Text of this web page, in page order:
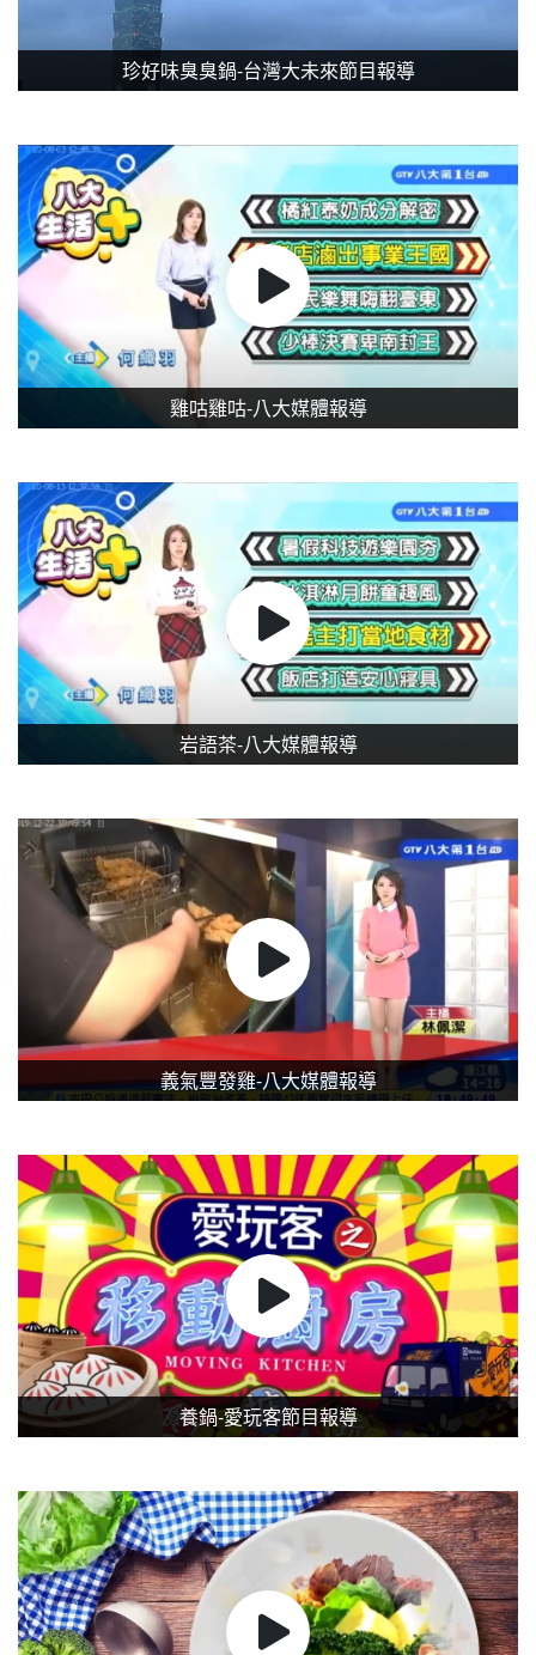
珍好味臭臭鍋-台灣大未來節目報導
雞咕雞咕-八大媒體報導
岩語茶-八大媒體報導
義氣豐發雞-八大媒體報導
養鍋-愛玩客節目報導